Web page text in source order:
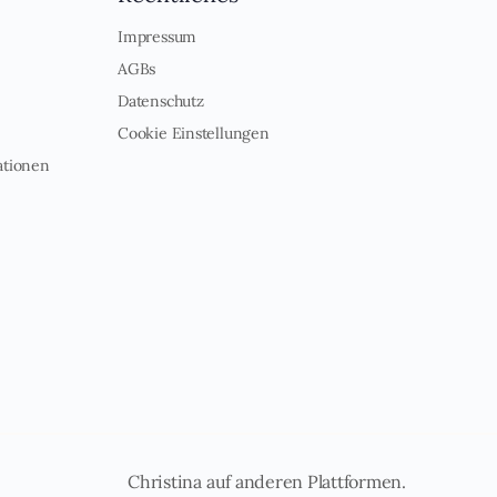
Impressum
AGBs
Datenschutz
Cookie Einstellungen
Christina auf anderen Plattformen.